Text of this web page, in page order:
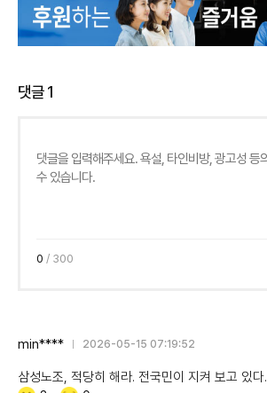
댓글1
0 / 300
min**** 2026-05-15 07:19:52
삼성노조, 적당히 해라. 전국민이 지켜 보고 있다.